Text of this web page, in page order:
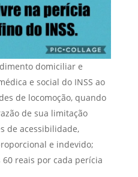
domiciliar e
e social do INSS ao
de locomoção, quando
de sua limitação
de acessibilidade,
e indevido;
60 reais por cada perícia